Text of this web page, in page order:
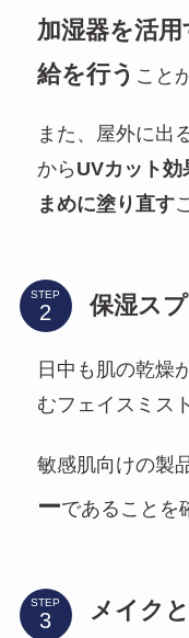
加湿器を活
給を行う こと
また、屋外に出
から UVカット効
まめに塗り直す
STEP 保湿ス
日中も肌の乾燥
むフェイスミス
敏感肌向けの製
ーであることを
STEP
メイク